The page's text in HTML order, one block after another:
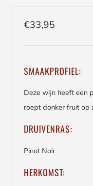
Regulieren
€33,95
SMAAKPROFIEL:
Deze wijn heeft een
roept donker fruit op
DRUIVENRAS:
Pinot Noir
HERKOMST: